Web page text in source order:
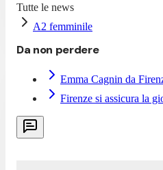
Tutte le news
A2 femminile
Da non perdere
Emma Cagnin da
Firenze si assicura la